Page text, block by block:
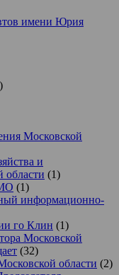
имени Юрия
Московской
и
области (1)
(1)
информационно-
го Клин (1)
Московской
(32)
области (2)